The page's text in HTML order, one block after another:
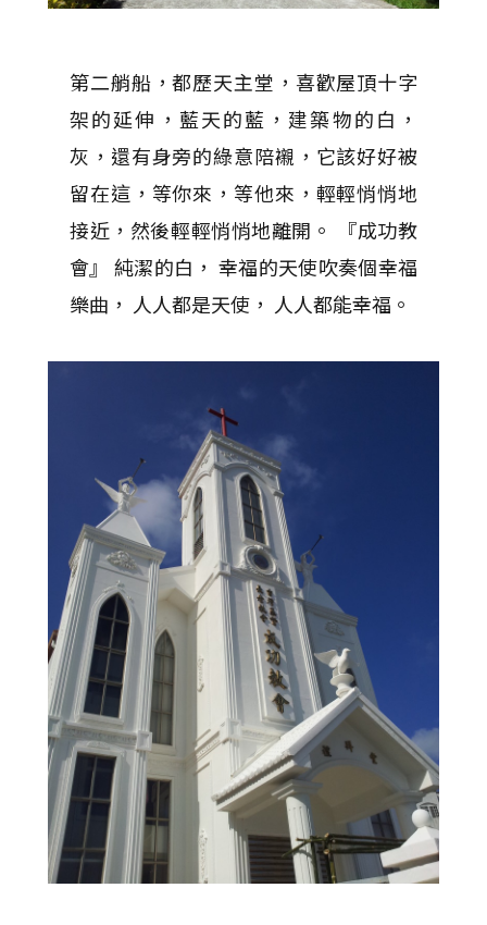
第二艄船，都歷天主堂，喜歡屋頂十字
架的延伸，藍天的藍，建築物的白，
灰，還有身旁的綠意陪襯，它該好好被
留在這，等你來，等他來，輕輕悄悄地
接近，然後輕輕悄悄地離開。 『成功教
會』 純潔的白， 幸福的天使吹奏個幸福
樂曲， 人人都是天使， 人人都能幸福。